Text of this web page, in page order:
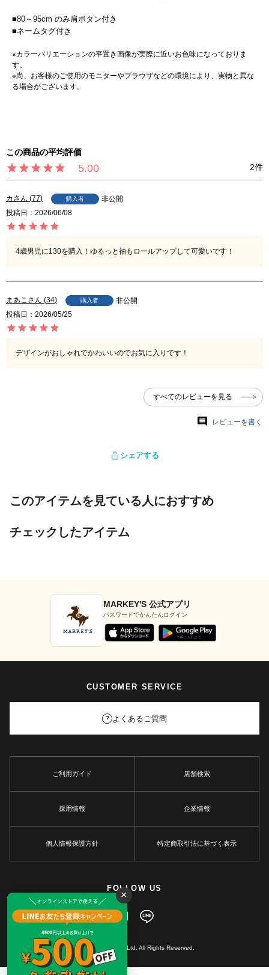
×
■80～95cm のみ肩ボタン付き
■ネームタグ付き
※カラーバリエーションの平置き画像が実際に近いお色味になっておりま
す。
※尚、お客様のご使用のモニターやブラウザなどの環境により、実物と異な
る場合がございます。
5.00 2
カ 77 購入者
非公開
投稿日
2026/06/08
4歳男児に130を購入！ゆるっと袖もロールアップして可愛いです！
まあこ 34 購入者
非公開
投稿日
2026/05/25
デザインがおしゃれでかわいいのでお気に入りです！
すべてのレビューを見る
レビューを書く
シェアする
このアイテムを見ている人におすすめ
チェックしたアイテム
MARKEY'S 公式アプリ
パスワードでかんたんログイン
CUSTOMER SERVICE
? よくあるご質問
ご利用ガイド 店舗検索
採用情報 企業情報
個人情報保護方針 特定商取引法に基づく表示
FOLLOW US
© MARKEY'S Co., Ltd. All Rights Reserved.